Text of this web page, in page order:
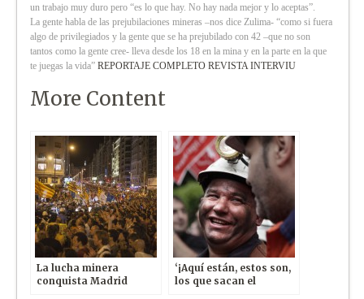
un trabajo muy duro pero “es lo que hay. No hay nada mejor y lo aceptas”.
La gente habla de las prejubilaciones mineras –nos dice Zulima- “como si fuera
algo de privilegiados y la gente que se ha prejubilado con 42 –que no son
tantos como la gente cree- lleva desde los 18 en la mina y en la parte en la que
te juegas la vida” REPORTAJE COMPLETO REVISTA INTERVIU
More Content
La lucha minera
conquista Madrid
‘¡Aquí están, estos son,
los que sacan el